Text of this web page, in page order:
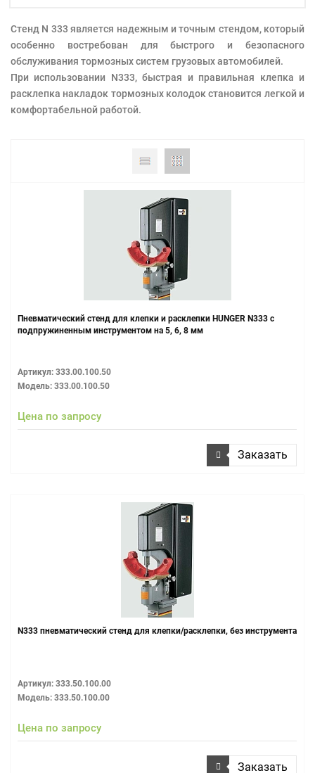
Cтенд N 333 является надежным и точным стендом, который
особенно востребован для быстрого и безопасного
обслуживания тормозных систем грузовых автомобилей.
При использовании N333, быстрая и правильная клепка и
расклепка накладок тормозных колодок становится легкой и
комфортабельной работой.
Пневматический стенд для клепки и расклепки HUNGER N333 с
подпружиненным инструментом на 5, 6, 8 мм
Артикул: 333.00.100.50
Модель: 333.00.100.50
Цена по запросу
Заказать
N333 пневматический стенд для клепки/расклепки, без инструмента
Артикул: 333.50.100.00
Модель: 333.50.100.00
Цена по запросу
Заказать